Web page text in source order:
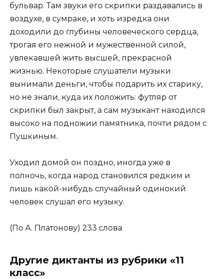
бульвар. Там звуки его скрипки раздавались в
воздухе, в сумраке, и хоть изредка они
доходили до глубины человеческого сердца,
трогая его нежной и мужественной силой,
увлекавшей жить высшей, прекрасной
жизнью. Некоторые слушатели музыки
вынимали деньги, чтобы подарить их старику,
но не знали, куда их положить: футляр от
скрипки был закрыт, а сам музыкант находился
высоко на подножии памятника, почти рядом с
Пушкиным.
Уходил домой он поздно, иногда уже в
полночь, когда народ становился редким и
лишь какой-нибудь случайный одинокий
человек слушал его музыку.
(По А. Платонову) 233 слова
Другие диктанты из рубрики «11
класс»